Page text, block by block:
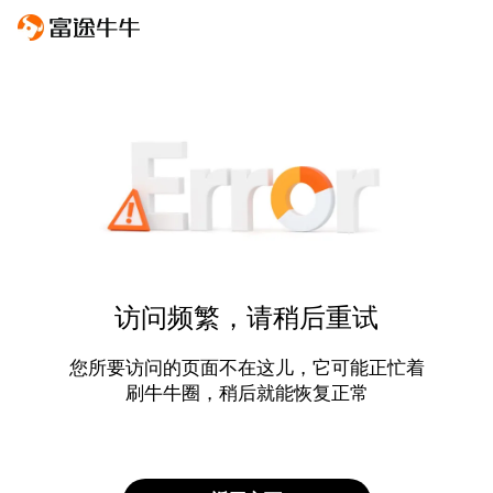
访问频繁，请稍后重试
您所要访问的页面不在这儿，它可能正忙着
刷牛牛圈，稍后就能恢复正常